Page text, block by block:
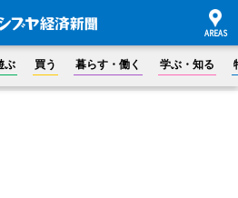
ぶ 買う 暮らす・働く 学ぶ・知る